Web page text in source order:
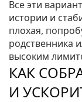
Все эти
истории и
плохая,
родственника
высоким
КАК
И